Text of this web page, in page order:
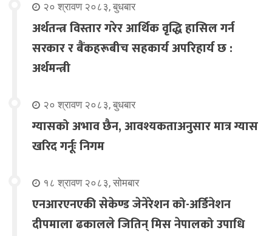
२० श्रावण २०८३, बुधबार
अर्थतन्त्र विस्तार गरेर आर्थिक वृद्धि हासिल गर्न
सरकार र बैंकहरूबीच सहकार्य अपरिहार्य छ :
अर्थमन्त्री
२० श्रावण २०८३, बुधबार
ग्यासको अभाव छैन, आवश्यकताअनुसार मात्र ग्यास
खरिद गर्नूः निगम
१८ श्रावण २०८३, सोमबार
एनआरएनएकी सेकेण्ड जेनेरेशन को-अर्डिनेशन
दीपमाला ढकालले जितिन् मिस नेपालको उपाधि